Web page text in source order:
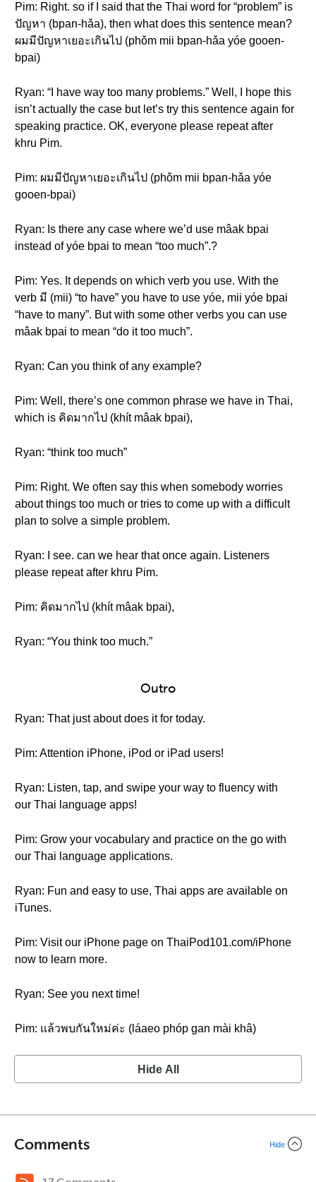
Pim: Right. so if I said that the Thai word for “problem” is
ปัญหา (bpan-hǎa), then what does this sentence mean?
ผมมีปัญหาเยอะเกินไป (phǒm mii bpan-hǎa yóe gooen-
bpai)
Ryan: “I have way too many problems.” Well, I hope this
isn’t actually the case but let’s try this sentence again for
speaking practice. OK, everyone please repeat after
khru Pim.
Pim: ผมมีปัญหาเยอะเกินไป (phǒm mii bpan-hǎa yóe
gooen-bpai)
Ryan: Is there any case where we’d use mâak bpai
instead of yóe bpai to mean “too much”.?
Pim: Yes. It depends on which verb you use. With the
verb มี (mii) “to have” you have to use yóe, mii yóe bpai
“have to many”. But with some other verbs you can use
mâak bpai to mean “do it too much”.
Ryan: Can you think of any example?
Pim: Well, there’s one common phrase we have in Thai,
which is คิดมากไป (khít mâak bpai),
Ryan: “think too much”
Pim: Right. We often say this when somebody worries
about things too much or tries to come up with a difficult
plan to solve a simple problem.
Ryan: I see. can we hear that once again. Listeners
please repeat after khru Pim.
Pim: คิดมากไป (khít mâak bpai),
Ryan: “You think too much.”
Outro
Ryan: That just about does it for today.
Pim: Attention iPhone, iPod or iPad users!
Ryan: Listen, tap, and swipe your way to fluency with
our Thai language apps!
Pim: Grow your vocabulary and practice on the go with
our Thai language applications.
Ryan: Fun and easy to use, Thai apps are available on
iTunes.
Pim: Visit our iPhone page on ThaiPod101.com/iPhone
now to learn more.
Ryan: See you next time!
Pim: แล้วพบกันใหม่ค่ะ (láaeo phóp gan mài khâ)
Hide All
Comments Hide